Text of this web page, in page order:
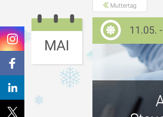
MAI
Muttertag
11.05.